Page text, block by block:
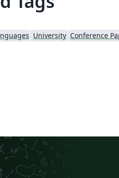
University Conference